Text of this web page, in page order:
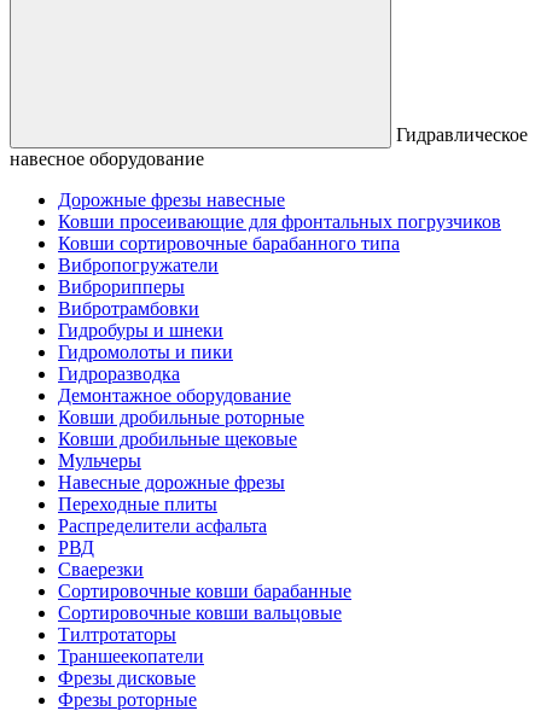
Гидравлическое
навесное оборудование
Дорожные фрезы навесные
Ковши просеивающие для фронтальных погрузчиков
Ковши сортировочные барабанного типа
Вибропогружатели
Виброрипперы
Вибротрамбовки
Гидробуры и шнеки
Гидромолоты и пики
Гидроразводка
Демонтажное оборудование
Ковши дробильные роторные
Ковши дробильные щековые
Мульчеры
Навесные дорожные фрезы
Переходные плиты
Распределители асфальта
РВД
Сваерезки
Сортировочные ковши барабанные
Сортировочные ковши вальцовые
Тилтротаторы
Траншеекопатели
Фрезы дисковые
Фрезы роторные